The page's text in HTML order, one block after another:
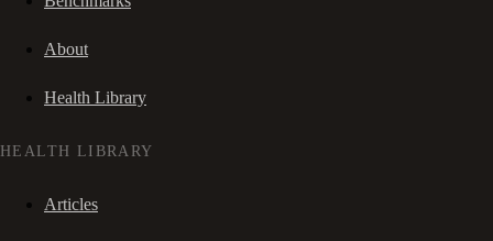
About
Health Library
HEALTH LIBRARY
Articles